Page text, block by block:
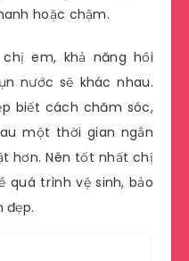
hoặc chậm.
em, khả năng hồi
nước sẽ khác nhau.
biết cách chăm sóc,
một thời gian ngắn
hơn. Nên tốt nhất chị
quá trình vệ sinh, bảo
đẹp.